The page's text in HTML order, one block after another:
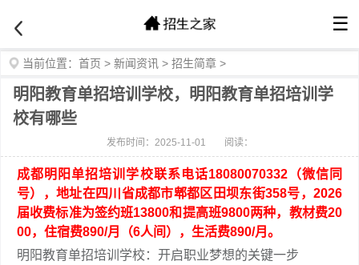
☰
当前位置： 首页 > 新闻资讯 > 招生简章 >
明阳教育单招培训学校，明阳教育单招培训学
校有哪些
发布时间：2025-11-01 阅读：
成都明阳单招培训学校联系电话18080070332（微信同
号），地址在四川省成都市郫都区田坝东街358号，2026
届收费标准为签约班13800和提高班9800两种，教材费20
00，住宿费890/月（6人间），生活费890/月。
明阳教育单招培训学校：开启职业梦想的关键一步